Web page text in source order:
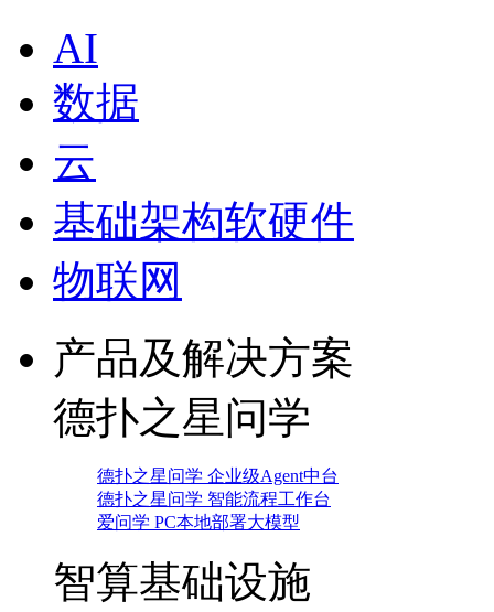
AI
数据
云
基础架构软硬件
物联网
产品及解决方案
德扑之星问学
德扑之星问学 企业级Agent中台
德扑之星问学 智能流程工作台
爱问学 PC本地部署大模型
智算基础设施